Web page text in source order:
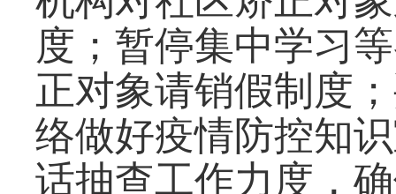
度；暂停集中学习
正对象请销假制度
络做好疫情防控知
话抽查工作力度，